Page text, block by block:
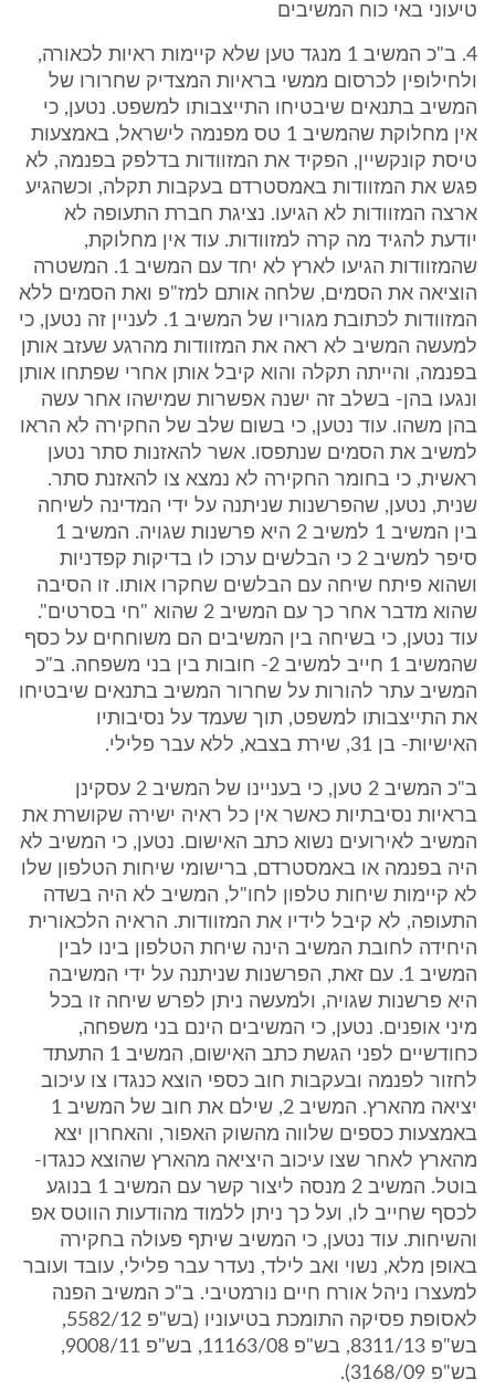
טיעוני באי כוח המשיבים
4. ב"כ המשיב 1 מנגד טען שלא קיימות ראיות לכאורה,
ולחילופין לכרסום ממשי בראיות המצדיק שחרורו של
המשיב בתנאים שיבטיחו התייצבותו למשפט. נטען, כי
אין מחלוקת שהמשיב 1 טס מפנמה לישראל, באמצעות
טיסת קונקשיין, הפקיד את המזוודות בדלפק בפנמה, לא
פגש את המזוודות באמסטרדם בעקבות תקלה, וכשהגיע
ארצה המזוודות לא הגיעו. נציגת חברת התעופה לא
יודעת להגיד מה קרה למזוודות. עוד אין מחלוקת,
שהמזוודות הגיעו לארץ לא יחד עם המשיב 1. המשטרה
הוציאה את הסמים, שלחה אותם למז"פ ואת הסמים ללא
המזוודות לכתובת מגוריו של המשיב 1. לעניין זה נטען, כי
למעשה המשיב לא ראה את המזוודות מהרגע שעזב אותן
בפנמה, והייתה תקלה והוא קיבל אותן אחרי שפתחו אותן
ונגעו בהן- בשלב זה ישנה אפשרות שמישהו אחר עשה
בהן משהו. עוד נטען, כי בשום שלב של החקירה לא הראו
למשיב את הסמים שנתפסו. אשר להאזנות סתר נטען
ראשית, כי בחומר החקירה לא נמצא צו להאזנת סתר.
שנית, נטען, שהפרשנות שניתנה על ידי המדינה לשיחה
בין המשיב 1 למשיב 2 היא פרשנות שגויה. המשיב 1
סיפר למשיב 2 כי הבלשים ערכו לו בדיקות קפדניות
ושהוא פיתח שיחה עם הבלשים שחקרו אותו. זו הסיבה
שהוא מדבר אחר כך עם המשיב 2 שהוא "חי בסרטים".
עוד נטען, כי בשיחה בין המשיבים הם משוחחים על כסף
שהמשיב 1 חייב למשיב 2- חובות בין בני משפחה. ב"כ
המשיב עתר להורות על שחרור המשיב בתנאים שיבטיחו
את התייצבותו למשפט, תוך שעמד על נסיבותיו
האישיות- בן 31, שירת בצבא, ללא עבר פלילי.
ב"כ המשיב 2 טען, כי בעניינו של המשיב 2 עסקינן
בראיות נסיבתיות כאשר אין כל ראיה ישירה שקושרת את
המשיב לאירועים נשוא כתב האישום. נטען, כי המשיב לא
היה בפנמה או באמסטרדם, ברישומי שיחות הטלפון שלו
לא קיימות שיחות טלפון לחו"ל, המשיב לא היה בשדה
התעופה, לא קיבל לידיו את המזוודות. הראיה הלכאורית
היחידה לחובת המשיב הינה שיחת הטלפון בינו לבין
המשיב 1. עם זאת, הפרשנות שניתנה על ידי המשיבה
היא פרשנות שגויה, ולמעשה ניתן לפרש שיחה זו בכל
מיני אופנים. נטען, כי המשיבים הינם בני משפחה,
כחודשיים לפני הגשת כתב האישום, המשיב 1 התעתד
לחזור לפנמה ובעקבות חוב כספי הוצא כנגדו צו עיכוב
יציאה מהארץ. המשיב 2, שילם את חוב של המשיב 1
באמצעות כספים שלווה מהשוק האפור, והאחרון יצא
מהארץ לאחר שצו עיכוב היציאה מהארץ שהוצא כנגדו-
בוטל. המשיב 2 מנסה ליצור קשר עם המשיב 1 בנוגע
לכסף שחייב לו, ועל כך ניתן ללמוד מהודעות הווטס אפ
והשיחות. עוד נטען, כי המשיב שיתף פעולה בחקירה
באופן מלא, נשוי ואב לילד, נעדר עבר פלילי, עובד ועובר
למעצרו ניהל אורח חיים נורמטיבי. ב"כ המשיב הפנה
לאסופת פסיקה התומכת בטיעוניו (בש"פ 5582/12,
בש"פ 8311/13, בש"פ 11163/08, בש"פ 9008/11,
בש"פ 3168/09).